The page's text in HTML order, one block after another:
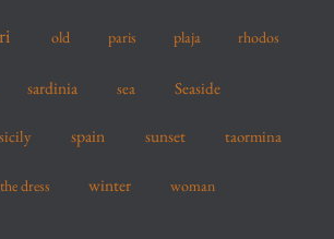
old paris plaja rhodos
sardinia sea Seaside
sicily spain sunset taormina
dress winter woman